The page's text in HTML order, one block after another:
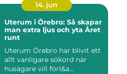
14. jun
Uterum i Örebro: Så skapar
man extra ljus och yta Året
runt
Uterum Örebro har blivit ett
allt vanligare sökord när
husägare vill förl&a...